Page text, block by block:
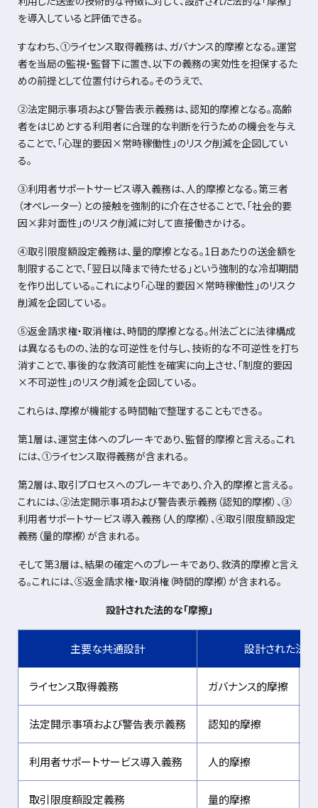
を導入していると評価できる。
すなわち、①ライセンス取得義務は、ガバナンス的摩擦となる。運営
者を当局の監視・監督下に置き、以下の義務の実効性を担保するた
めの前提として位置付けられる。そのうえで、
②法定開示事項および警告表示義務は、認知的摩擦となる。高齢
者をはじめとする利用者に合理的な判断を行うための機会を与え
ることで、「心理的要因×常時稼働性」のリスク削減を企図してい
る。
③利用者サポートサービス導入義務は、人的摩擦となる。第三者
（オペレーター）との接触を強制的に介在させることで、「社会的要
因×非対面性」のリスク削減に対して直接働きかける。
④取引限度額設定義務は、量的摩擦となる。1日あたりの送金額を
制限することで、「翌日以降まで待たせる」という強制的な冷却期間
を作り出している。これにより「心理的要因×常時稼働性」のリスク
削減を企図している。
⑤返金請求権・取消権は、時間的摩擦となる。州法ごとに法律構成
は異なるものの、法的な可逆性を付与し、技術的な不可逆性を打ち
消すことで、事後的な救済可能性を確実に向上させ、「制度的要因
×不可逆性」のリスク削減を企図している。
これらは、摩擦が機能する時間軸で整理することもできる。
第1層は、運営主体へのブレーキであり、監督的摩擦と言える。これ
には、①ライセンス取得義務が含まれる。
第2層は、取引プロセスへのブレーキであり、介入的摩擦と言える。
これには、②法定開示事項および警告表示義務（認知的摩擦）、③
利用者サポートサービス導入義務（人的摩擦）、④取引限度額設定
義務（量的摩擦）が含まれる。
そして第3層は、結果の確定へのブレーキであり、救済的摩擦と言え
る。これには、⑤返金請求権・取消権（時間的摩擦）が含まれる。
設計された法的な「摩擦」
主要な共通設計 設計された法
ライセンス取得義務 ガバナンス的摩擦
法定開示事項および警告表示義務 認知的摩擦
利用者サポートサービス導入義務 人的摩擦
取引限度額設定義務 量的摩擦